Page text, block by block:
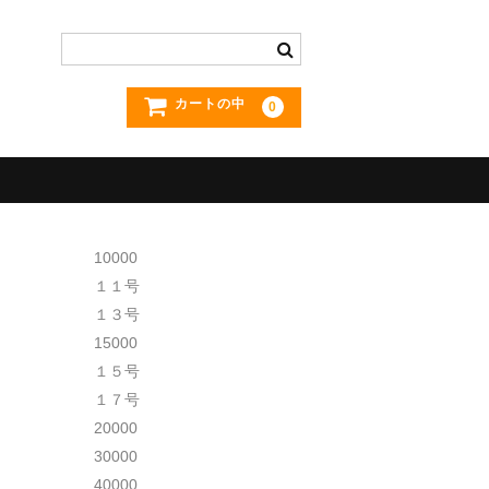
カートの中 0
10000
１１号
１３号
15000
１５号
１７号
20000
30000
40000